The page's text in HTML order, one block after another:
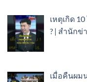
เหตุเกิด
? | สำนักข่
เมื่อคืนผม